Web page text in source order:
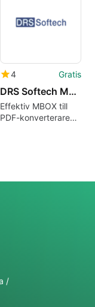
4 Gratis
DRS Softech MBOX to PDF Converter
Effektiv MBOX till
PDF-konverterare
/